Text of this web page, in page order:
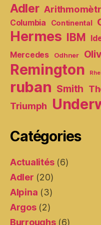
Adler
Columbia
Continental
Hermes IBM
Mercedes
Odhner
Remington
ruban Smith
Triumph
Catégories
Actualités(6)
Adler (20)
Alpina (3)
Argos(2)
Burroughs(6)